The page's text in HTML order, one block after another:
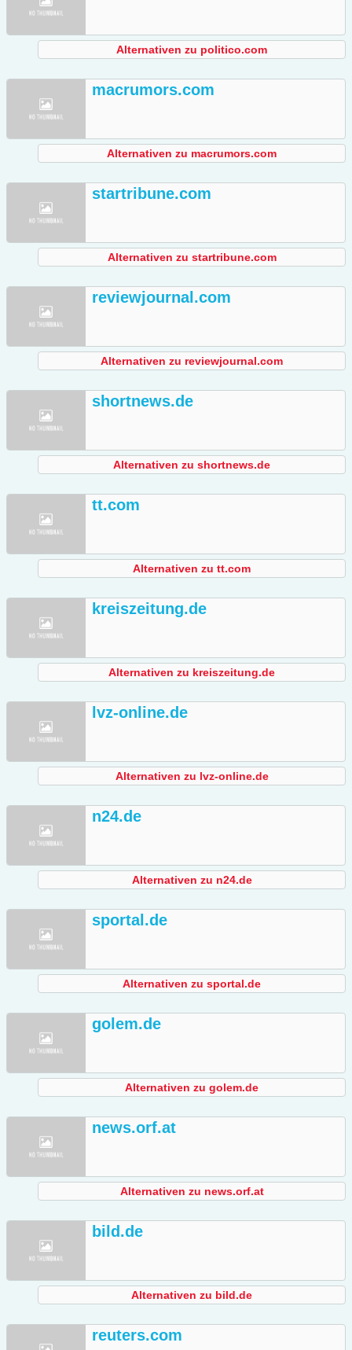
Alternativen zu politico.com
macrumors.com
Alternativen zu macrumors.com
startribune.com
Alternativen zu startribune.com
reviewjournal.com
Alternativen zu reviewjournal.com
shortnews.de
Alternativen zu shortnews.de
tt.com
Alternativen zu tt.com
kreiszeitung.de
Alternativen zu kreiszeitung.de
lvz-online.de
Alternativen zu lvz-online.de
n24.de
Alternativen zu n24.de
sportal.de
Alternativen zu sportal.de
golem.de
Alternativen zu golem.de
news.orf.at
Alternativen zu news.orf.at
bild.de
Alternativen zu bild.de
reuters.com